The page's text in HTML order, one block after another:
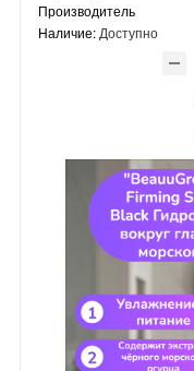
Производитель
Наличие: Доступно